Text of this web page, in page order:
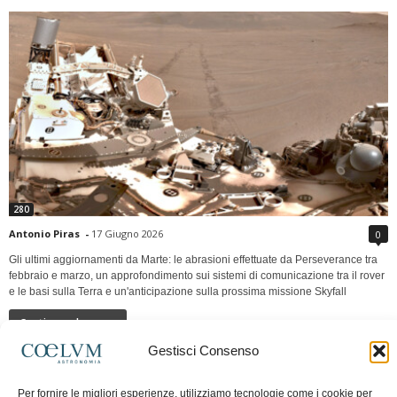
Gestisci Consenso
Per fornire le migliori esperienze, utilizziamo tecnologie come i cookie per
280
Antonio Piras - 17 Giugno 2026 0
Gli ultimi aggiornamenti da Marte: le abrasioni effettuate da Perseverance tra
febbraio e marzo, un approfondimento sui sistemi di comunicazione tra il rover
e le basi sulla Terra e un'anticipazione sulla prossima missione Skyfall
Continua a leggere